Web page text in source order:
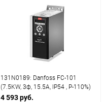
131N0189: Danfoss FC-101
(7.5KW, 3ф, 15.5A, IP54 , P-110%)
4 593 руб.